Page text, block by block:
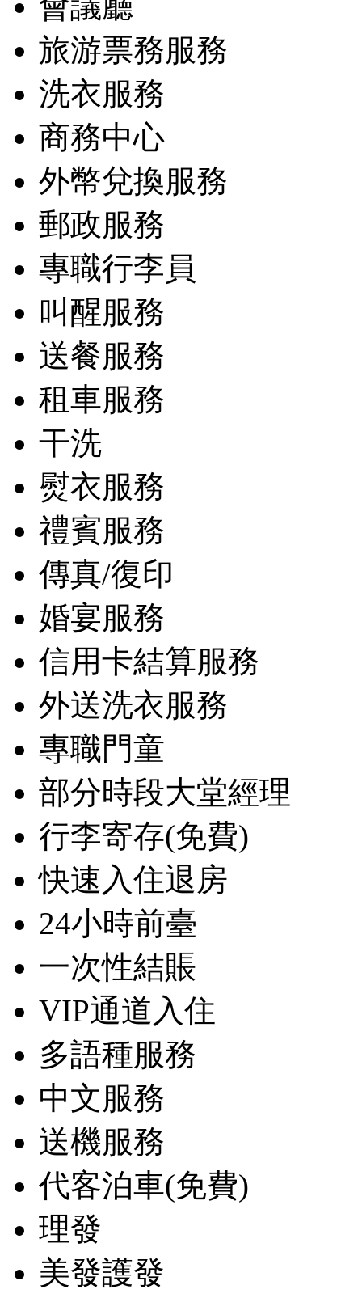
旅游票務服務
洗衣服務
商務中心
外幣兌換服務
郵政服務
專職行李員
叫醒服務
送餐服務
租車服務
干洗
熨衣服務
禮賓服務
傳真/復印
婚宴服務
信用卡結算服務
外送洗衣服務
專職門童
部分時段大堂經理
行李寄存(免費)
快速入住退房
24小時前臺
一次性結賬
VIP通道入住
多語種服務
中文服務
送機服務
代客泊車(免費)
理發
美發護發